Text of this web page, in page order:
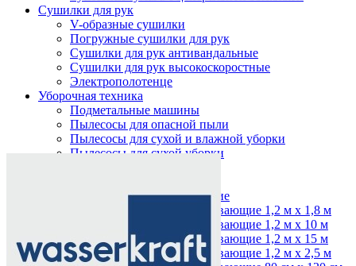
Сушилки для рук
V-образные сушилки
Погружные сушилки для рук
Сушилки для рук антивандальные
Сушилки для рук высокоскоростные
Электрополотенце
Уборочная техника
Подметальные машины
Пылесосы для опасной пыли
Пылесосы для сухой и влажной уборки
Пылесосы для сухой уборки
Коврики влаговпитывающие
Коврики влаговпитывающие 1,2 м х 1,8 м
Коврики влаговпитывающие 1,2 м х 10 м
Коврики влаговпитывающие 1,2 м х 15 м
Коврики влаговпитывающие 1,2 м х 2,5 м
Нажмите, чтобы увеличить